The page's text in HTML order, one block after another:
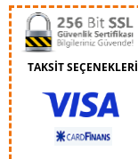
TAKSİT SEÇENEKLERİ